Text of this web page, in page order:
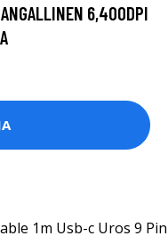
6,400DPI